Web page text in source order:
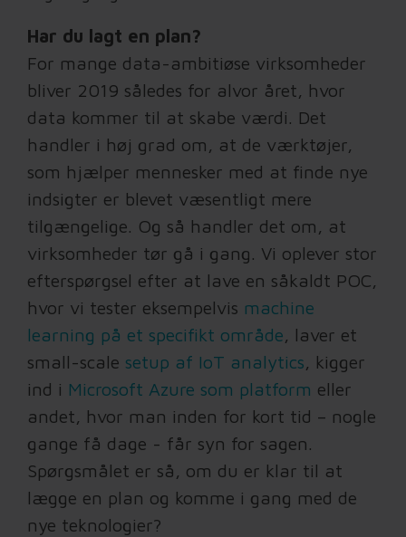
Har du lagt en plan?
For mange data-ambitiøse virksomheder
bliver 2019 således for alvor året, hvor
data kommer til at skabe værdi. Det
handler i høj grad om, at de værktøjer,
som hjælper mennesker med at finde nye
indsigter er blevet væsentligt mere
tilgængelige. Og så handler det om, at
virksomheder tør gå i gang. Vi oplever stor
efterspørgsel efter at lave en såkaldt POC,
hvor vi tester eksempelvis machine
learning på et specifikt område, laver et
small-scale setup af IoT analytics, kigger
ind i Microsoft Azure som platform eller
andet, hvor man inden for kort tid – nogle
gange få dage - får syn for sagen.
Spørgsmålet er så, om du er klar til at
lægge en plan og komme i gang med de
nye teknologier?